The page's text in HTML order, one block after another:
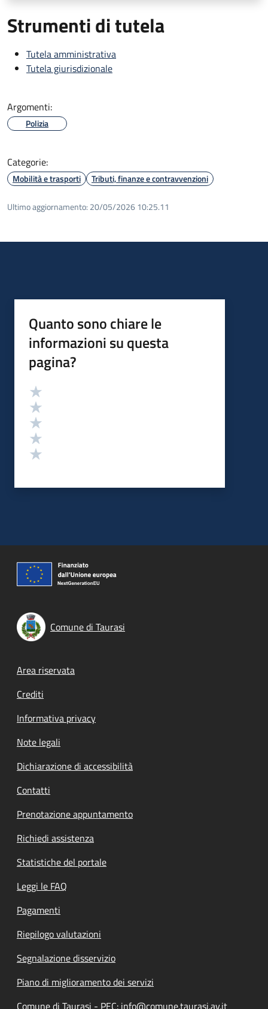
Strumenti di tutela
Tutela amministrativa
Tutela giurisdizionale
Argomenti:
Polizia
Categorie:
Mobilità e trasporti Tributi, finanze e contravvenzioni
Ultimo aggiornamento: 20/05/2026 10:25.11
Quanto sono chiare le
informazioni su questa
pagina?
Valutazione
Comune di Taurasi
Footer menu
Area riservata
Crediti
Informativa privacy
Note legali
Dichiarazione di accessibilità
Contatti
Prenotazione appuntamento
Richiedi assistenza
Statistiche del portale
Leggi le FAQ
Pagamenti
Riepilogo valutazioni
Segnalazione disservizio
Piano di miglioramento dei servizi
Comune di Taurasi - PEC: info@comune.taurasi.av.it